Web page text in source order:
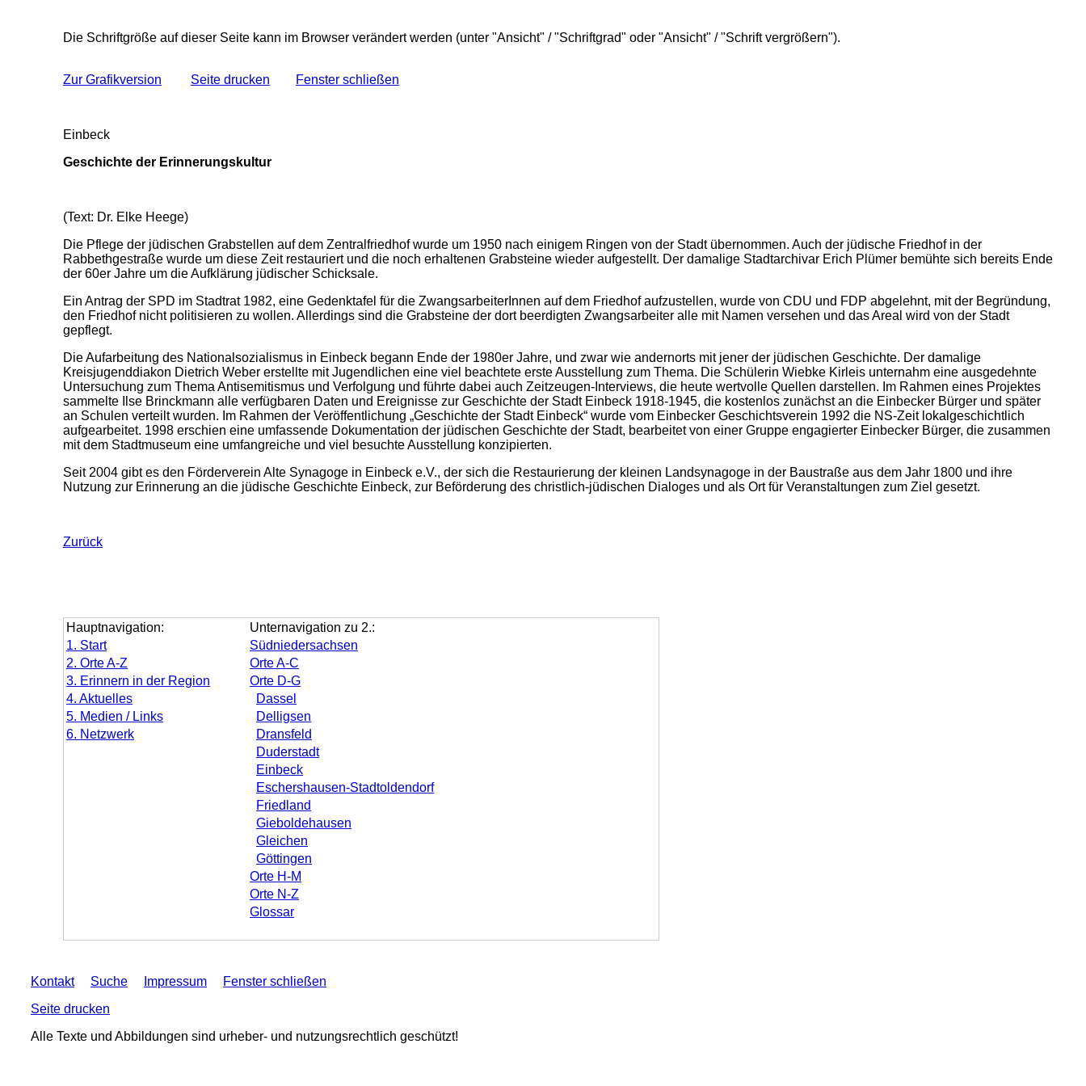
Die Schriftgröße auf dieser Seite kann im Browser verändert werden (unter "Ansicht" / "Schriftgrad" oder "Ansicht" / "Schrift vergrößern").
Zur Grafikversion Seite drucken Fenster schließen
Einbeck
Geschichte der Erinnerungskultur
(Text: Dr. Elke Heege)
Die Pflege der jüdischen Grabstellen auf dem Zentralfriedhof wurde um 1950 nach einigem Ringen von der Stadt übernommen. Auch der jüdische Friedhof in der
Rabbethgestraße wurde um diese Zeit restauriert und die noch erhaltenen Grabsteine wieder aufgestellt. Der damalige Stadtarchivar Erich Plümer bemühte sich bereits Ende
der 60er Jahre um die Aufklärung jüdischer Schicksale.
Ein Antrag der SPD im Stadtrat 1982, eine Gedenktafel für die ZwangsarbeiterInnen auf dem Friedhof aufzustellen, wurde von CDU und FDP abgelehnt, mit der Begründung,
den Friedhof nicht politisieren zu wollen. Allerdings sind die Grabsteine der dort beerdigten Zwangsarbeiter alle mit Namen versehen und das Areal wird von der Stadt
gepflegt.
Die Aufarbeitung des Nationalsozialismus in Einbeck begann Ende der 1980er Jahre, und zwar wie andernorts mit jener der jüdischen Geschichte. Der damalige
Kreisjugenddiakon Dietrich Weber erstellte mit Jugendlichen eine viel beachtete erste Ausstellung zum Thema. Die Schülerin Wiebke Kirleis unternahm eine ausgedehnte
Untersuchung zum Thema Antisemitismus und Verfolgung und führte dabei auch Zeitzeugen-Interviews, die heute wertvolle Quellen darstellen. Im Rahmen eines Projektes
sammelte Ilse Brinckmann alle verfügbaren Daten und Ereignisse zur Geschichte der Stadt Einbeck 1918-1945, die kostenlos zunächst an die Einbecker Bürger und später
an Schulen verteilt wurden. Im Rahmen der Veröffentlichung „Geschichte der Stadt Einbeck“ wurde vom Einbecker Geschichtsverein 1992 die NS-Zeit lokalgeschichtlich
aufgearbeitet. 1998 erschien eine umfassende Dokumentation der jüdischen Geschichte der Stadt, bearbeitet von einer Gruppe engagierter Einbecker Bürger, die zusammen
mit dem Stadtmuseum eine umfangreiche und viel besuchte Ausstellung konzipierten.
Seit 2004 gibt es den Förderverein Alte Synagoge in Einbeck e.V., der sich die Restaurierung der kleinen Landsynagoge in der Baustraße aus dem Jahr 1800 und ihre
Nutzung zur Erinnerung an die jüdische Geschichte Einbeck, zur Beförderung des christlich-jüdischen Dialoges und als Ort für Veranstaltungen zum Ziel gesetzt.
Zurück
Hauptnavigation:
Unternavigation zu 2.:
1. Start
Südniedersachsen
2. Orte A-Z
Orte A-C
3. Erinnern in der Region
Orte D-G
4. Aktuelles
Dassel
5. Medien / Links
Delligsen
6. Netzwerk
Dransfeld
Duderstadt
Einbeck
Eschershausen-Stadtoldendorf
Friedland
Gieboldehausen
Gleichen
Göttingen
Orte H-M
Orte N-Z
Glossar
Kontakt Suche Impressum
Fenster schließen
Seite drucken
Alle Texte und Abbildungen sind urheber- und nutzungsrechtlich geschützt!